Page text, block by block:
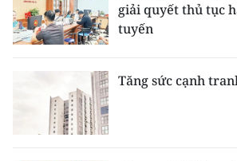
Media Xã hội
Media Pháp luật
Media Du lịch
Media Thế giới
giải quyết thủ tục
tuyến
Tăng sức cạnh